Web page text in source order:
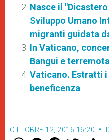
Nasce il
Sviluppo Umano
migranti guidata
In Vaticano,
Bangui e
Vaticano. Estratti
beneficenza
OTTOBRE 12, 2016 16:20